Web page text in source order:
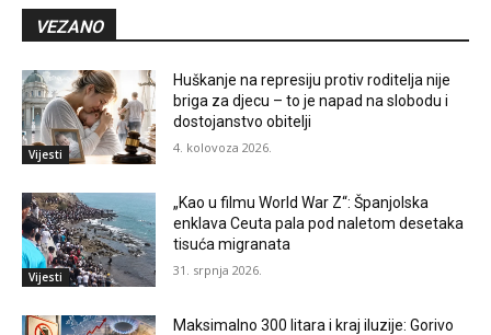
VEZANO
Vijesti
Huškanje na represiju protiv roditelja nije
briga za djecu – to je napad na slobodu i
dostojanstvo obitelji
4. kolovoza 2026.
Vijesti
„Kao u filmu World War Z“: Španjolska
enklava Ceuta pala pod naletom desetaka
tisuća migranata
31. srpnja 2026.
Maksimalno 300 litara i kraj iluzije: Gorivo